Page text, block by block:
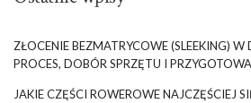
ZŁOCENIE BEZMATRYCOWE (SLEEKING)
PROCES, DOBÓR SPRZĘTU I
JAKIE CZĘŚCI ROWEROWE NAJCZĘŚCIEJ